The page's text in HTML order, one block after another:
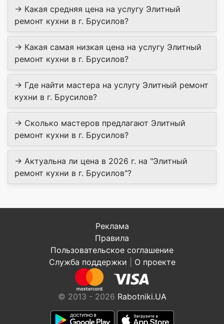
→ Какая средняя цена на услугу Элитный
ремонт кухни в г. Брусилов?
→ Какая самая низкая цена на услугу Элитный
ремонт кухни в г. Брусилов?
→ Где найти мастера на услугу Элитный ремонт
кухни в г. Брусилов?
→ Сколько мастеров предлагают Элитный
ремонт кухни в г. Брусилов?
→ Актуальна ли цена в 2026 г. на "Элитный
ремонт кухни в г. Брусилов"?
Реклама
Правила
Пользовательское соглашение
Служба поддержки
О проекте
© 2013 - 2026 Rabotniki.UA